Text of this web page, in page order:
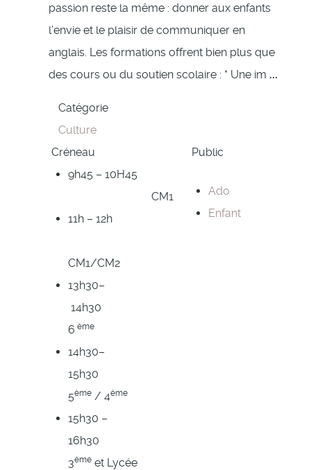
passion reste la même : donner aux enfants
l’envie et le plaisir de communiquer en
anglais. Les formations offrent bien plus que
des cours ou du soutien scolaire : * Une im ...
Catégorie
Culture
Créneau
9h45 – 10H45
CM1
11h – 12h
CM1/CM2
13h30–
14h30
6 ème
14h30–
15h30
5ème / 4ème
15h30 –
16h30
3ème et Lycée
Public
Ado
Enfant